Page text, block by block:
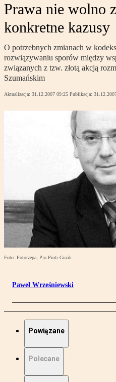
Prawa nie wolno
konkretne kazusy
O potrzebnych zmianach w
rozwiązywaniu sporów między
związanych z tzw. złotą akcją
Szumańskim
Aktualizacja: 31.12.2007 09:25 Publikacja:
Foto: Fotorzepa, Pio Piotr Guzik
Paweł Wrześniewski
Powiązane
Polecane